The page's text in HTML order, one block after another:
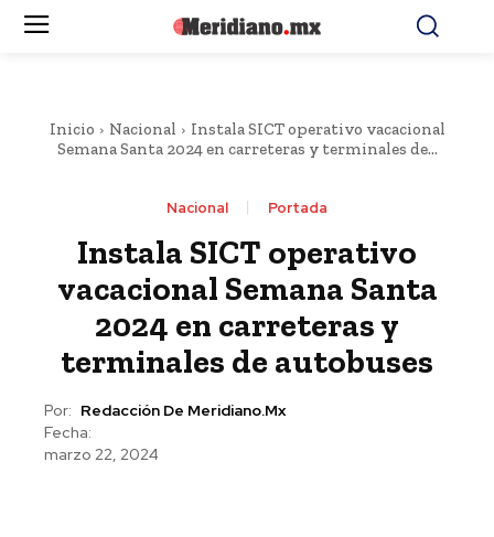
Inicio Nacional
Instala SICT operativo vacacional
Semana Santa 2024 en carreteras y terminales de...
Nacional Portada
Instala SICT operativo
vacacional Semana Santa
2024 en carreteras y
terminales de autobuses
Por: Redacción De Meridiano.mx
Fecha:
marzo 22, 2024